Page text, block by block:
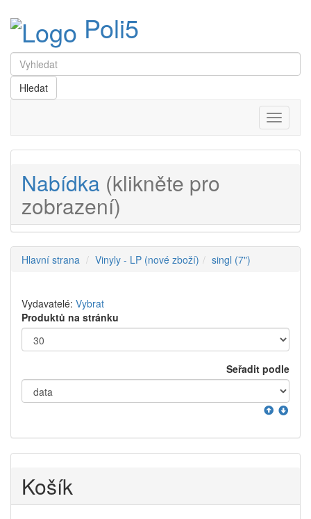
Poli5
Menu
Nabídka (klikněte pro
zobrazení)
Hlavní strana Vinyly - LP (nové zboží) singl (7")
Vydavatelé: Vybrat
Produktů na stránku
Seřadit podle
Košík